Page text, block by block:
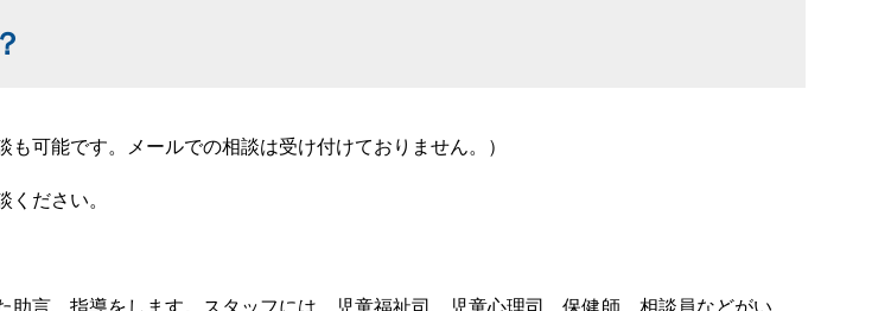
可能です。メールでの相談は受け付けておりません。）
ださい。
言、指導をします。スタッフには、児童福祉司、児童心理司、保健師、相談員などがい